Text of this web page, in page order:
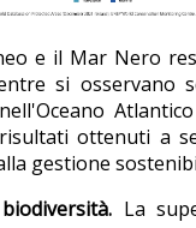
e il Mar Nero
si osservano
ottenuti a
gestione
La